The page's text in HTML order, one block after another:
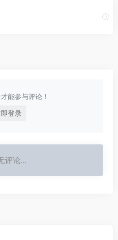
能参与评论！
即登录
评论...